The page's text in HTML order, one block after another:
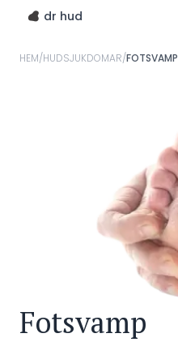
dr hud
HEM/HUDSJUKDOMAR/FOTSVAMP
Fotsvamp